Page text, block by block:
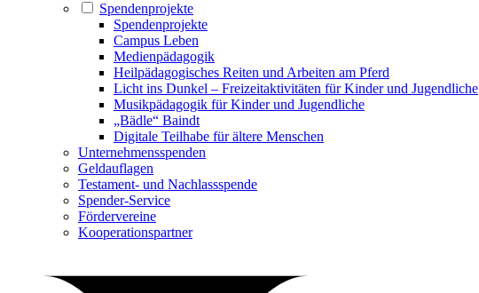
Spendenprojekte
Spendenprojekte
Campus Leben
Medienpädagogik
Heilpädagogisches Reiten und Arbeiten am Pferd
Licht ins Dunkel – Freizeitaktivitäten für Kinder und Jugendliche
Musikpädagogik für Kinder und Jugendliche
„Bädle“ Baindt
Digitale Teilhabe für ältere Menschen
Unternehmensspenden
Geldauflagen
Testament- und Nachlassspende
Spender-Service
Fördervereine
Kooperationspartner